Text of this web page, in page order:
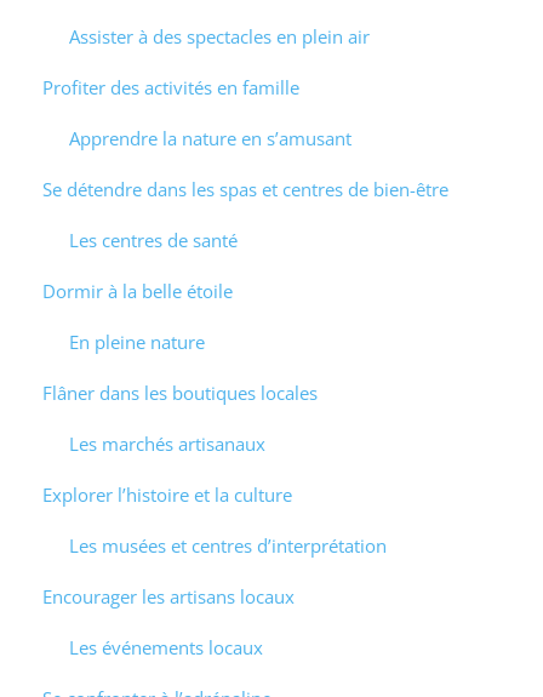
Assister à des spectacles en plein air
Profiter des activités en famille
Apprendre la nature en s’amusant
Se détendre dans les spas et centres de bien-être
Les centres de santé
Dormir à la belle étoile
En pleine nature
Flâner dans les boutiques locales
Les marchés artisanaux
Explorer l’histoire et la culture
Les musées et centres d’interprétation
Encourager les artisans locaux
Les événements locaux